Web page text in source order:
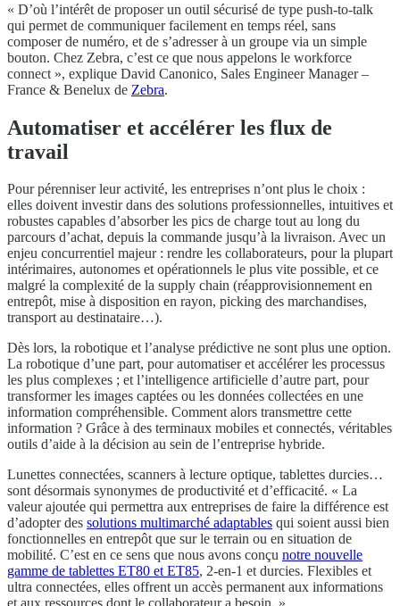
« D’où l’intérêt de proposer un outil sécurisé de type push-to-talk
qui permet de communiquer facilement en temps réel, sans
composer de numéro, et de s’adresser à un groupe via un simple
bouton. Chez Zebra, c’est ce que nous appelons le workforce
connect », explique David Canonico, Sales Engineer Manager –
France & Benelux de Zebra.
Automatiser et accélérer les flux de
travail
Pour pérenniser leur activité, les entreprises n’ont plus le choix :
elles doivent investir dans des solutions professionnelles, intuitives et
robustes capables d’absorber les pics de charge tout au long du
parcours d’achat, depuis la commande jusqu’à la livraison. Avec un
enjeu concurrentiel majeur : rendre les collaborateurs, pour la plupart
intérimaires, autonomes et opérationnels le plus vite possible, et ce
malgré la complexité de la supply chain (réapprovisionnement en
entrepôt, mise à disposition en rayon, picking des marchandises,
transport au destinataire…).
Dès lors, la robotique et l’analyse prédictive ne sont plus une option.
La robotique d’une part, pour automatiser et accélérer les processus
les plus complexes ; et l’intelligence artificielle d’autre part, pour
transformer les images captées ou les données collectées en une
information compréhensible. Comment alors transmettre cette
information ? Grâce à des terminaux mobiles et connectés, véritables
outils d’aide à la décision au sein de l’entreprise hybride.
Lunettes connectées, scanners à lecture optique, tablettes durcies…
sont désormais synonymes de productivité et d’efficacité. « La
valeur ajoutée qui permettra aux entreprises de faire la différence est
d’adopter des solutions multimarché adaptables qui soient aussi bien
fonctionnelles en entrepôt que sur le terrain ou en situation de
mobilité. C’est en ce sens que nous avons conçu notre nouvelle
gamme de tablettes ET80 et ET85, 2-en-1 et durcies. Flexibles et
ultra connectées, elles offrent un accès permanent aux informations